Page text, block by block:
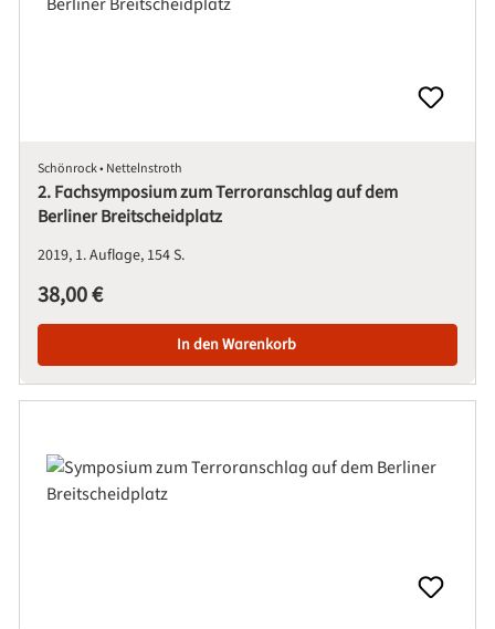
Schönrock • Nettelnstroth
2. Fachsymposium zum Terroranschlag auf dem
Berliner Breitscheidplatz
2019 1. Auflage 154 S.
Regulärer Preis:
38,00 €
In den Warenkorb